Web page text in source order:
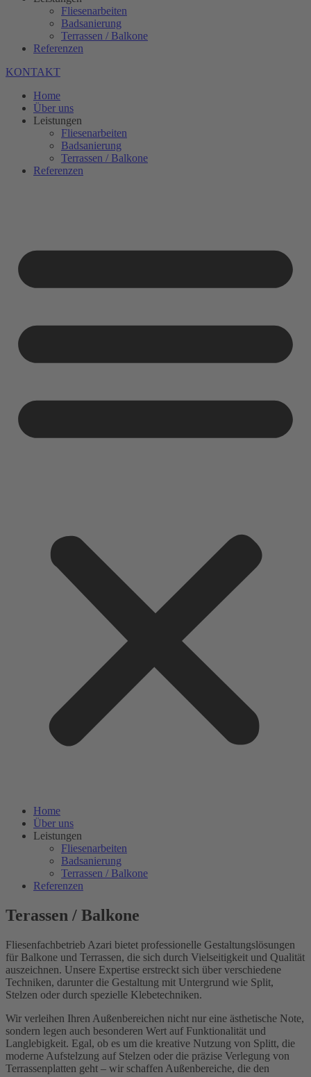
Fliesenarbeiten
Badsanierung
Terrassen / Balkone
Referenzen
KONTAKT
Home
Über uns
Leistungen
Fliesenarbeiten
Badsanierung
Terrassen / Balkone
Referenzen
Home
Über uns
Leistungen
Fliesenarbeiten
Badsanierung
Terrassen / Balkone
Referenzen
Terassen / Balkone
Fliesenfachbetrieb Azari bietet professionelle Gestaltungslösungen
für Balkone und Terrassen, die sich durch Vielseitigkeit und Qualität
auszeichnen. Unsere Expertise erstreckt sich über verschiedene
Techniken, darunter die Gestaltung mit Untergrund wie Split,
Stelzen oder durch spezielle Klebetechniken.
Wir verleihen Ihren Außenbereichen nicht nur eine ästhetische Note,
sondern legen auch besonderen Wert auf Funktionalität und
Langlebigkeit. Egal, ob es um die kreative Nutzung von Splitt, die
moderne Aufstelzung auf Stelzen oder die präzise Verlegung von
Terrassenplatten geht – wir schaffen Außenbereiche, die den